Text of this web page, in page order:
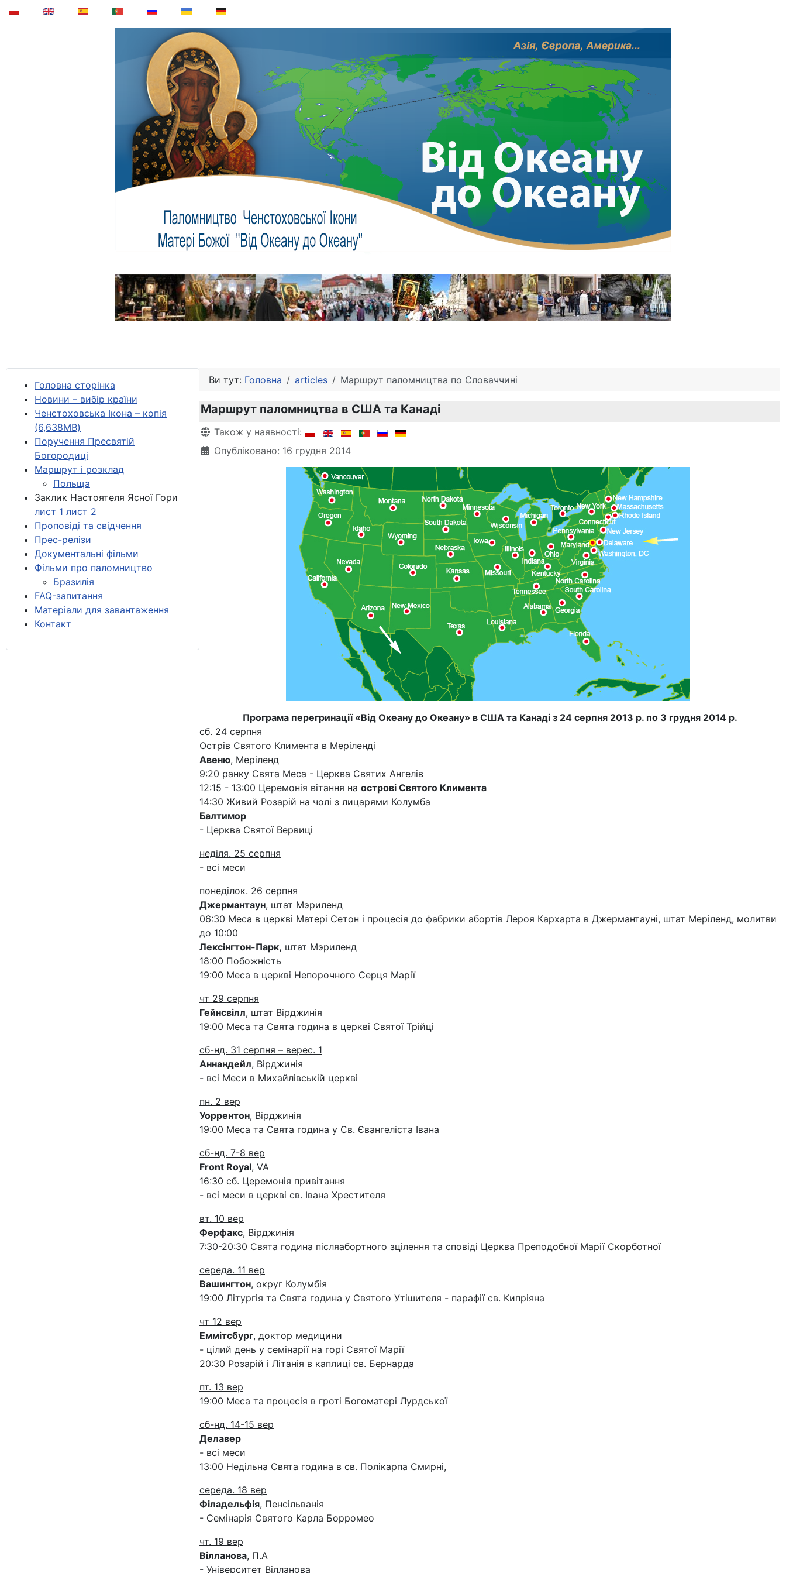
Головна сторінка
Новини – вибір країни
Ченстоховська Ікона – копія
(6,638MB)
Поручення Пресвятій
Богородиці
Маршрут і розклад
Польща
Заклик Настоятеля Ясної Гори
лист 1 лист 2
Проповіді та свідчення
Прес-релізи
Документальні фільми
Фільми про паломництво
Бразилія
FAQ-запитання
Матеріали для завантаження
Контакт
Ви тут: Головна articles Маршрут паломництва по Словаччині
Маршрут паломництва в США та Канаді
Деталі
Також у наявності:
Опубліковано: 16 грудня 2014
Програма перегринації «Від Океану до Океану» в США та Канаді з 24 серпня 2013 р. по 3 грудня 2014 р.
сб. 24 серпня
Острів Святого Климента в Меріленді
Авеню, Меріленд
9:20 ранку Свята Меса - Церква Святих Ангелів
12:15 - 13:00 Церемонія вітання на острові Святого Климента
14:30 Живий Розарій на чолі з лицарями Колумба
Балтимор
- Церква Святої Вервиці
неділя. 25 серпня
- всі меси
понеділок. 26 серпня
Джермантаун, штат Мэриленд
06:30 Меса в церкві Матері Сетон і процесія до фабрики абортів Лероя Кархарта в Джермантауні, штат Меріленд, молитви
до 10:00
Лексінгтон-Парк, штат Мэриленд
18:00 Побожність
19:00 Меса в церкві Непорочного Серця Марії
чт 29 серпня
Гейнсвілл, штат Вірджинія
19:00 Меса та Свята година в церкві Святої Трійці
сб-нд. 31 серпня – верес. 1
Аннандейл, Вірджинія
- всі Меси в Михайлівській церкві
пн. 2 вер
Уоррентон, Вірджинія
19:00 Меса та Свята година у Св. Євангеліста Івана
сб-нд. 7-8 вер
Front Royal, VA
16:30 сб. Церемонія привітання
- всі меси в церкві св. Івана Хрестителя
вт. 10 вер
Ферфакс, Вірджинія
7:30-20:30 Свята година післяабортного зцілення та сповіді Церква Преподобної Марії Скорботної
середа. 11 вер
Вашингтон, округ Колумбія
19:00 Літургія та Свята година у Святого Утішителя - парафії св. Кипріяна
чт 12 вер
Еммітсбург, доктор медицини
- цілий день у семінарії на горі Святої Марії
20:30 Розарій і Літанія в каплиці св. Бернарда
пт. 13 вер
19:00 Меса та процесія в гроті Богоматері Лурдської
сб-нд. 14-15 вер
Делавер
- всі меси
13:00 Недільна Свята година в св. Полікарпа Смирні,
середа. 18 вер
Філадельфія, Пенсільванія
- Семінарія Святого Карла Борромео
чт. 19 вер
Вілланова, П.А
- Університет Вілланова